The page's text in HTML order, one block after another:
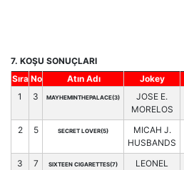
7. KOŞU SONUÇLARI
Sıra No Atın Adı Jokey
1
3 MAYHEMINTHEPALACE(3)
JOSE E.
MORELOS
2 5 SECRET LOVER(5)
MICAH J.
HUSBANDS
3 7 SIXTEEN CIGARETTES(7)
LEONEL